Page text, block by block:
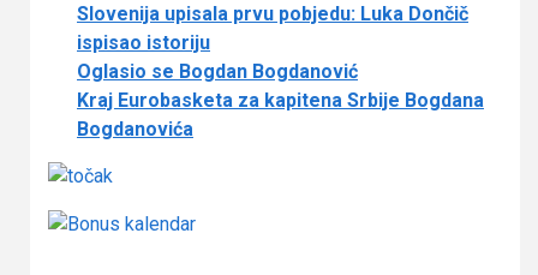
Slovenija upisala prvu pobjedu: Luka Dončič
ispisao istoriju
Oglasio se Bogdan Bogdanović
Kraj Eurobasketa za kapitena Srbije Bogdana
Bogdanovića